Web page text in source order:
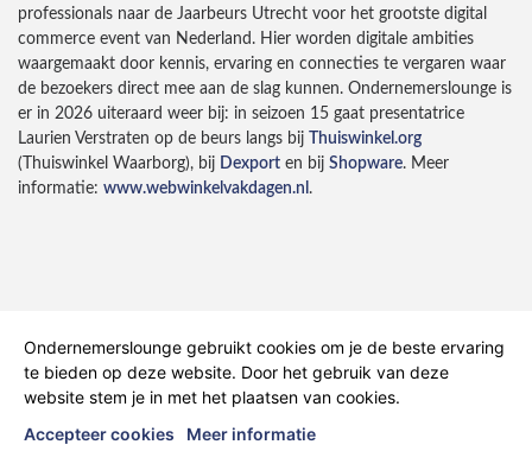
professionals naar de Jaarbeurs Utrecht voor het grootste digital
commerce event van Nederland. Hier worden digitale ambities
waargemaakt door kennis, ervaring en connecties te vergaren waar
de bezoekers direct mee aan de slag kunnen. Ondernemerslounge is
er in 2026 uiteraard weer bij: in seizoen 15 gaat presentatrice
Laurien Verstraten op de beurs langs bij
Thuiswinkel.org
(Thuiswinkel Waarborg), bij Dexport en bij Shopware. Meer
informatie: www.webwinkelvakdagen.nl .
Ondernemerslounge
Ondernemerslounge gebruikt cookies om je de beste ervaring
te bieden op deze website. Door het gebruik van deze
website stem je in met het plaatsen van cookies.
Accepteer cookies
Meer informatie